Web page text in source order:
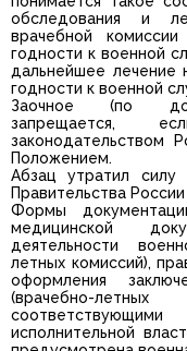
обследования и
врачебной
годности к военной
дальнейшее лечение
годности к военной
Заочное (по
запрещается,
законодательством
Положением.
Абзац утратил
Правительства
Формы
медицинской
деятельности
летных комиссий),
оформления
(врачебно-
исполнительной